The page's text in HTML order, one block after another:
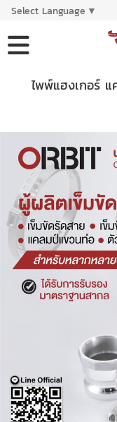
Select Language ▼
ไพพ์แฮงเกอร์